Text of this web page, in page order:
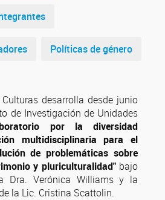
Políticas de género
desarrolla desde junio
de Investigación de Unidades
por la diversidad
multidisciplinaria para el
de problemáticas sobre
y pluriculturalidad" bajo
Dra. Verónica Williams y la
la Lic. Cristina Scattolin.